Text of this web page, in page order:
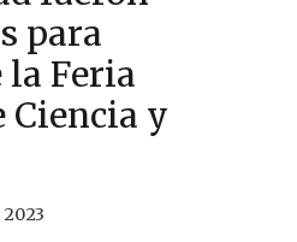
para
Feria
Ciencia y